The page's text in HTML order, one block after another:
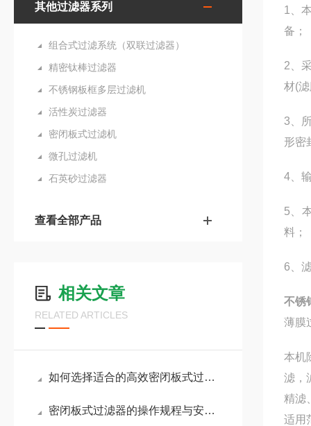
其他过滤器系列
组合式过滤系统（双联过滤器）
精密钛棒过滤器
不锈钢板框多层过滤机
活性炭过滤器
密闭板式过滤机
微孔过滤机
石英砂过滤器
查看全部产品
相关文章
RELATED ARTICLES
如何选择适合的高效密闭板式过滤器
密闭板式过滤器的操作规程与安全注意事项
1、
备；
2、
材(
3、
形密
4、
5、
料；
6、
不锈
薄膜
本机
滤，
精滤
适用